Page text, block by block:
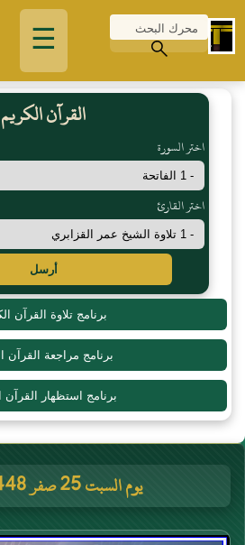
☰
القرآن الكريم
اختر السورة
اختر القارئ
أرسل
برنامج تلاوة القرآن
برنامج مراجعة القرآن
برنامج استظهار القرآن
يوم السبت 25 صفر 1448 هجرية